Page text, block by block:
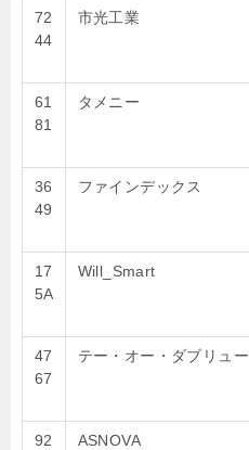
72
44
市光工業
61
81
タメニー
36
49
ファインデックス
17
5A
Will_Smart
47
67
テー・オー・ダブリュー
92
ASNOVA